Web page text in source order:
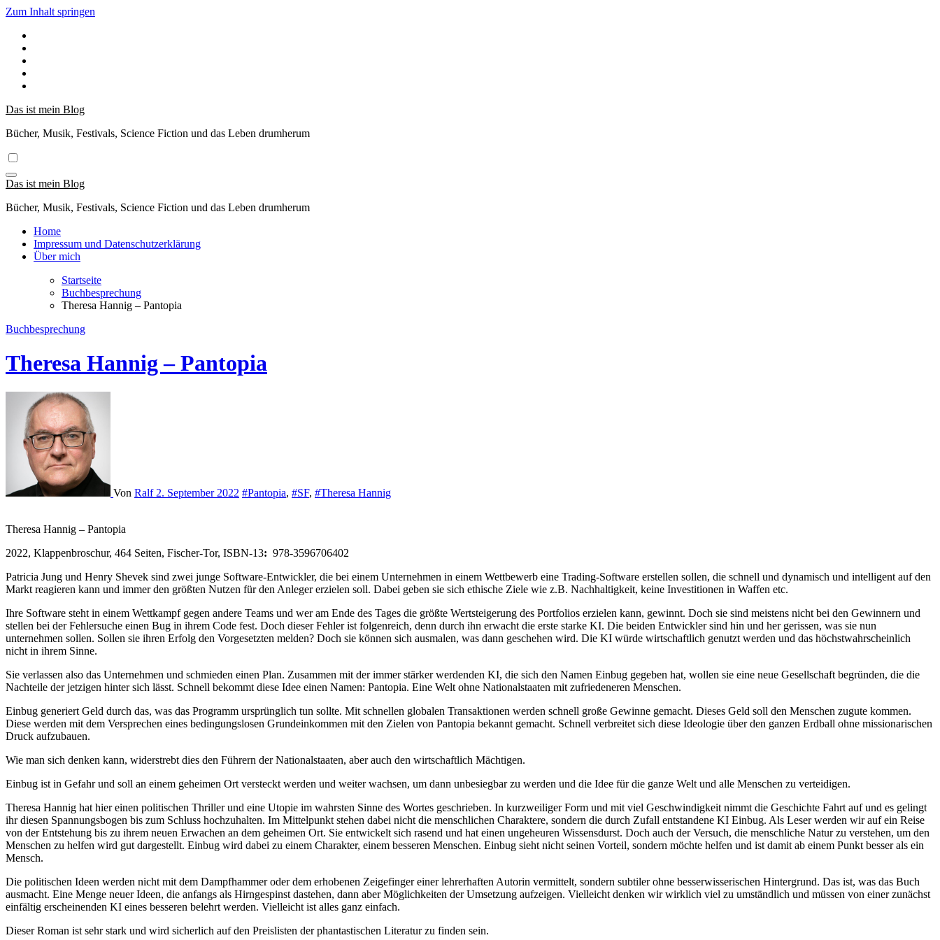
Zum Inhalt springen
Das ist mein Blog
Bücher, Musik, Festivals, Science Fiction und das Leben drumherum
Das ist mein Blog
Bücher, Musik, Festivals, Science Fiction und das Leben drumherum
Home
Impressum und Datenschutzerklärung
Über mich
Startseite
Buchbesprechung
Theresa Hannig – Pantopia
Buchbesprechung
Theresa Hannig – Pantopia
Von Ralf 2. September 2022 #Pantopia, #SF, #Theresa Hannig
Theresa Hannig – Pantopia
2022, Klappenbroschur, 464 Seiten, Fischer-Tor, ISBN-13: ‎ 978-3596706402
Patricia Jung und Henry Shevek sind zwei junge Software-Entwickler, die bei einem Unternehmen in einem Wettbewerb eine Trading-Software erstellen sollen, die schnell und dynamisch und intelligent auf den
Markt reagieren kann und immer den größten Nutzen für den Anleger erzielen soll. Dabei geben sie sich ethische Ziele wie z.B. Nachhaltigkeit, keine Investitionen in Waffen etc.
Ihre Software steht in einem Wettkampf gegen andere Teams und wer am Ende des Tages die größte Wertsteigerung des Portfolios erzielen kann, gewinnt. Doch sie sind meistens nicht bei den Gewinnern und
stellen bei der Fehlersuche einen Bug in ihrem Code fest. Doch dieser Fehler ist folgenreich, denn durch ihn erwacht die erste starke KI. Die beiden Entwickler sind hin und her gerissen, was sie nun
unternehmen sollen. Sollen sie ihren Erfolg den Vorgesetzten melden? Doch sie können sich ausmalen, was dann geschehen wird. Die KI würde wirtschaftlich genutzt werden und das höchstwahrscheinlich
nicht in ihrem Sinne.
Sie verlassen also das Unternehmen und schmieden einen Plan. Zusammen mit der immer stärker werdenden KI, die sich den Namen Einbug gegeben hat, wollen sie eine neue Gesellschaft begründen, die die
Nachteile der jetzigen hinter sich lässt. Schnell bekommt diese Idee einen Namen: Pantopia. Eine Welt ohne Nationalstaaten mit zufriedeneren Menschen.
Einbug generiert Geld durch das, was das Programm ursprünglich tun sollte. Mit schnellen globalen Transaktionen werden schnell große Gewinne gemacht. Dieses Geld soll den Menschen zugute kommen.
Diese werden mit dem Versprechen eines bedingungslosen Grundeinkommen mit den Zielen von Pantopia bekannt gemacht. Schnell verbreitet sich diese Ideologie über den ganzen Erdball ohne missionarischen
Druck aufzubauen.
Wie man sich denken kann, widerstrebt dies den Führern der Nationalstaaten, aber auch den wirtschaftlich Mächtigen.
Einbug ist in Gefahr und soll an einem geheimen Ort versteckt werden und weiter wachsen, um dann unbesiegbar zu werden und die Idee für die ganze Welt und alle Menschen zu verteidigen.
Theresa Hannig hat hier einen politischen Thriller und eine Utopie im wahrsten Sinne des Wortes geschrieben. In kurzweiliger Form und mit viel Geschwindigkeit nimmt die Geschichte Fahrt auf und es gelingt
ihr diesen Spannungsbogen bis zum Schluss hochzuhalten. Im Mittelpunkt stehen dabei nicht die menschlichen Charaktere, sondern die durch Zufall entstandene KI Einbug. Als Leser werden wir auf ein Reise
von der Entstehung bis zu ihrem neuen Erwachen an dem geheimen Ort. Sie entwickelt sich rasend und hat einen ungeheuren Wissensdurst. Doch auch der Versuch, die menschliche Natur zu verstehen, um den
Menschen zu helfen wird gut dargestellt. Einbug wird dabei zu einem Charakter, einem besseren Menschen. Einbug sieht nicht seinen Vorteil, sondern möchte helfen und ist damit ab einem Punkt besser als ein
Mensch.
Die politischen Ideen werden nicht mit dem Dampfhammer oder dem erhobenen Zeigefinger einer lehrerhaften Autorin vermittelt, sondern subtiler ohne besserwisserischen Hintergrund. Das ist, was das Buch
ausmacht. Eine Menge neuer Ideen, die anfangs als Hirngespinst dastehen, dann aber Möglichkeiten der Umsetzung aufzeigen. Vielleicht denken wir wirklich viel zu umständlich und müssen von einer zunächst
einfältig erscheinenden KI eines besseren belehrt werden. Vielleicht ist alles ganz einfach.
Dieser Roman ist sehr stark und wird sicherlich auf den Preislisten der phantastischen Literatur zu finden sein.